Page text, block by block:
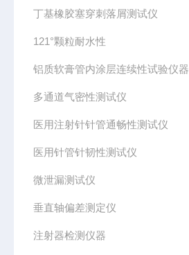
丁基橡胶塞穿刺落屑测试仪
121°颗粒耐水性
铝质软膏管内涂层连续性试验仪器
多通道气密性测试仪
医用注射针针管通畅性测试仪
医用针管针韧性测试仪
微泄漏测试仪
垂直轴偏差测定仪
注射器检测仪器